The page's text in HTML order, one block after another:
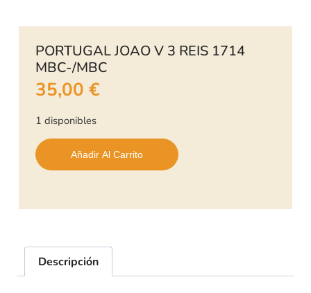
PORTUGAL JOAO V 3 REIS 1714
MBC-/MBC
35,00 €
1 disponibles
Añadir Al Carrito
Descripción